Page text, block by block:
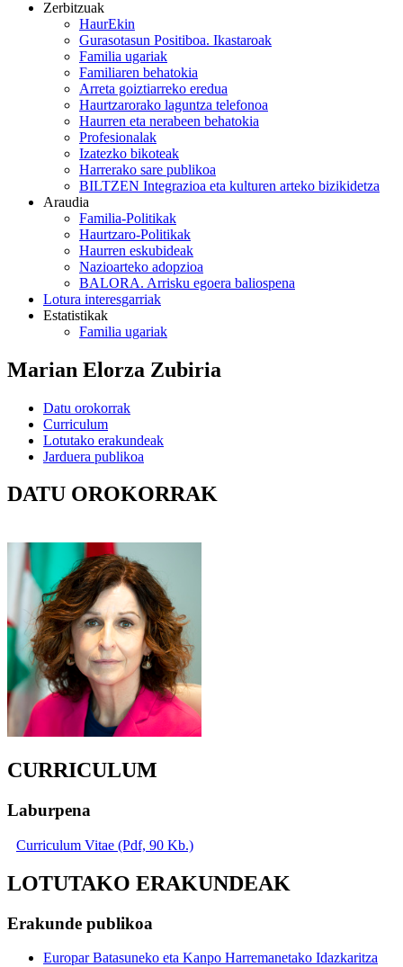
Zerbitzuak
HaurEkin
Gurasotasun Positiboa. Ikastaroak
Familia ugariak
Familiaren behatokia
Arreta goiztiarreko eredua
Haurtzarorako laguntza telefonoa
Haurren eta nerabeen behatokia
Profesionalak
Izatezko bikoteak
Harrerako sare publikoa
BILTZEN Integrazioa eta kulturen arteko bizikidetza
Araudia
Familia-Politikak
Haurtzaro-Politikak
Haurren eskubideak
Nazioarteko adopzioa
BALORA. Arrisku egoera baliospena
Lotura interesgarriak
Estatistikak
Familia ugariak
Marian Elorza Zubiria
Datu orokorrak
Curriculum
Lotutako erakundeak
Jarduera publikoa
DATU OROKORRAK
CURRICULUM
Laburpena
Curriculum Vitae (Pdf, 90 Kb.)
LOTUTAKO ERAKUNDEAK
Erakunde publikoa
Europar Batasuneko eta Kanpo Harremanetako Idazkaritza